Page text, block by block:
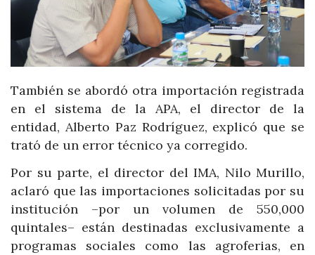
También se abordó otra importación registrada
en el sistema de la APA, el director de la
entidad, Alberto Paz Rodríguez, explicó que se
trató de un error técnico ya corregido.
Por su parte, el director del IMA, Nilo Murillo,
aclaró que las importaciones solicitadas por su
institución –por un volumen de 550,000
quintales– están destinadas exclusivamente a
programas sociales como las agroferias, en